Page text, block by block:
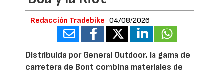
Redacción Tradebike 04/08/2026
Distribuida por General Outdoor, la gama de
carretera de Bont combina materiales de